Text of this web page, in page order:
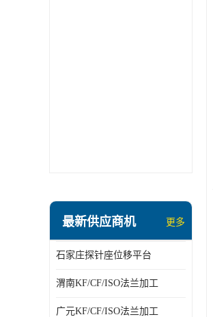
最新供应商机 更多
石家庄探针座位移平台
渭南KF/CF/ISO法兰加工
广元KF/CF/ISO法兰加工